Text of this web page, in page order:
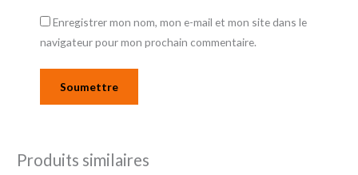
Enregistrer mon nom, mon e-mail et mon site dans le
navigateur pour mon prochain commentaire.
Produits similaires